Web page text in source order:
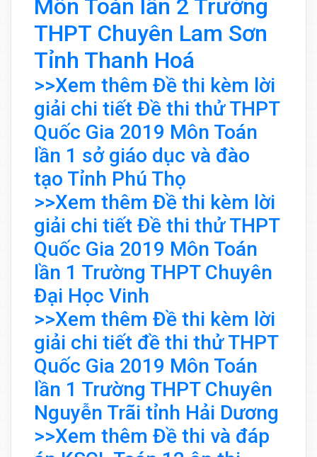
Môn Toán lần 2 Trường
THPT Chuyên Lam Sơn
Tỉnh Thanh Hoá
>>Xem thêm Đề thi kèm lời
giải chi tiết Đề thi thử THPT
Quốc Gia 2019 Môn Toán
lần 1 sở giáo dục và đào
tạo Tỉnh Phú Thọ
>>Xem thêm Đề thi kèm lời
giải chi tiết Đề thi thử THPT
Quốc Gia 2019 Môn Toán
lần 1 Trường THPT Chuyên
Đại Học Vinh
>>Xem thêm Đề thi kèm lời
giải chi tiết đề thi thử THPT
Quốc Gia 2019 Môn Toán
lần 1 Trường THPT Chuyên
Nguyễn Trãi tỉnh Hải Dương
>>Xem thêm Đề thi và đáp